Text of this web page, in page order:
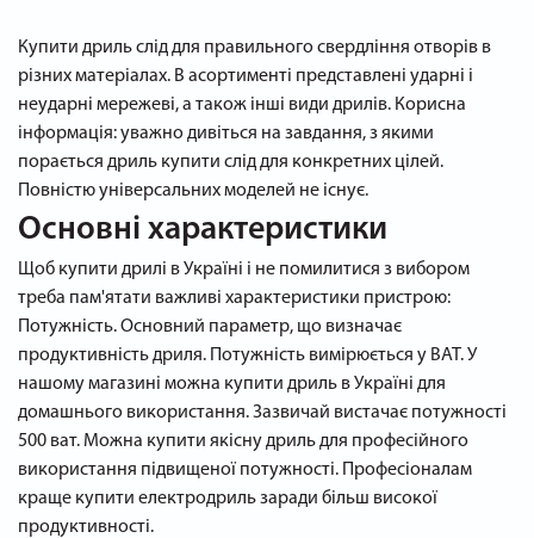
Купити дриль слід для правильного свердління отворів в
різних матеріалах. В асортименті представлені ударні і
неударні мережеві, а також інші види дрилів. Корисна
інформація: уважно дивіться на завдання, з якими
порається дриль купити слід для конкретних цілей.
Повністю універсальних моделей не існує.
Основні характеристики
Щоб купити дрилі в Україні і не помилитися з вибором
треба пам'ятати важливі характеристики пристрою:
Потужність. Основний параметр, що визначає
продуктивність дриля. Потужність вимірюється у ВАТ. У
нашому магазині можна купити дриль в Україні для
домашнього використання. Зазвичай вистачає потужності
500 ват. Можна купити якісну дриль для професійного
використання підвищеної потужності. Професіоналам
краще купити електродриль заради більш високої
продуктивності.